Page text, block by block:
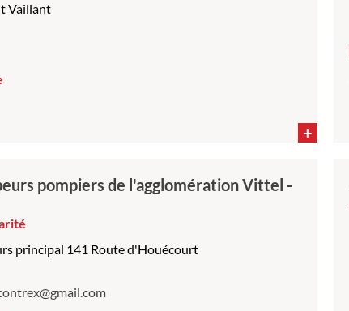
Vaillant
+
pompiers de l'agglomération Vittel -
principal 141 Route d'Houécourt